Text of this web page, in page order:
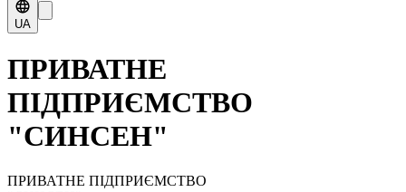
UA
ПРИВАТНЕ
ПІДПРИЄМСТВО
"СИНСЕН"
ПРИВАТНЕ ПІДПРИЄМСТВО